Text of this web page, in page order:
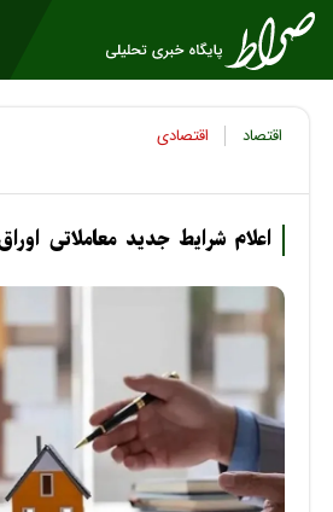
اقتصاد اقتصادی
اعلام شرایط جدید معاملاتی